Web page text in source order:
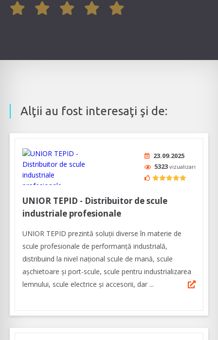
Alţii au fost interesaţi şi de:
23.09.2025
5323 vizualizari
UNIOR TEPID - Distribuitor de scule
industriale profesionale
UNIOR TEPID prezintă soluții diverse în materie de
scule profesionale de performanță industrială,
distribuind la nivel național scule de mană, scule
așchietoare și port-scule, scule pentru industrializarea
lemnului, scule electrice și accesorii, dar ...